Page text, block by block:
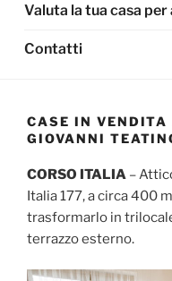
Valuta la tua casa
Contatti
CASE IN VENDITA
GIOVANNI
CORSO ITALIA –
Italia 177, a circa 400
trasformarlo in
terrazzo esterno.